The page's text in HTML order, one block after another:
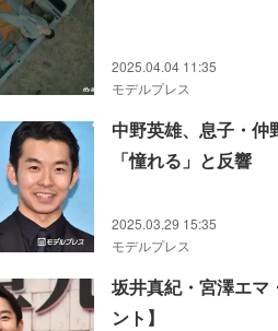
2025.04.04 11:35
モデルプレス
中野英雄、息子・仲
「憧れる」と反響
2025.03.29 15:35
モデルプレス
坂井真紀・宮澤エマ
ント】